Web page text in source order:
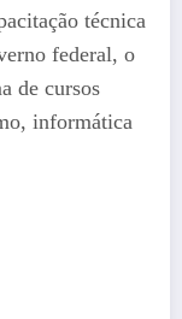
técnica
federal, o
de cursos
informática